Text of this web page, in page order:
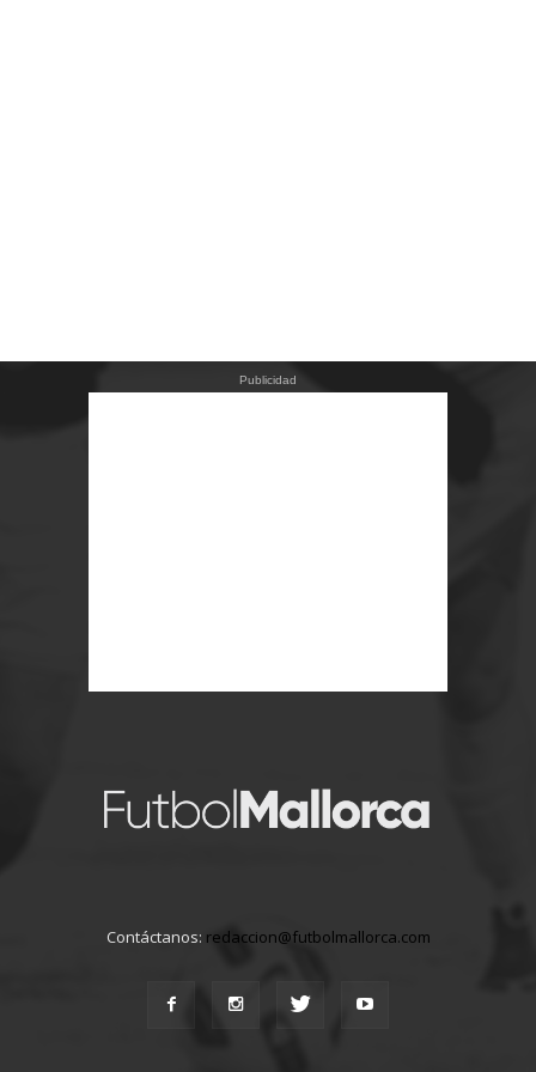
Publicidad
Contáctanos: redaccion@futbolmallorca.com